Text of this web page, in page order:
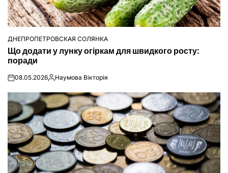
ОПУБЛІКУВАТИ
У
ДНЕПРОПЕТРОВСКАЯ СОЛЯНКА
Що додати у лунку огіркам для швидкого росту:
поради
on08.05.2026Опубліковано
Наумова Вікторія